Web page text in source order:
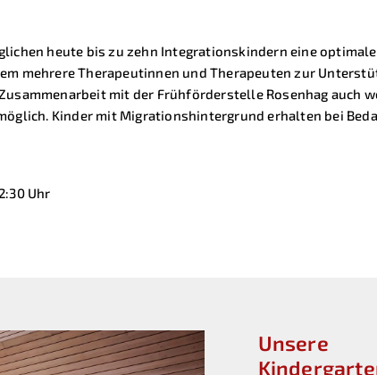
heute bis zu zehn Integrationskindern eine
mehrere Therapeutinnen und Therapeuten zur
mit der Frühförderstelle Rosenhag auch
Kinder mit Migrationshintergrund erhalten bei
Uhr
Unsere